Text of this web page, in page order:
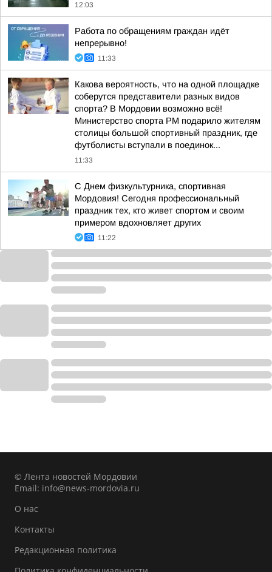
12:03
Работа по обращениям граждан идёт
непрерывно!
11:33
Какова вероятность, что на одной площадке
соберутся представители разных видов
спорта? В Мордовии возможно всё!
Министерство спорта РМ подарило жителям
столицы большой спортивный праздник, где
футболисты вступали в поединок...
11:33
С Днем физкультурника, спортивная
Мордовия! Сегодня профессиональный
праздник тех, кто живет спортом и своим
примером вдохновляет других
11:22
© Лента новостей Мордовии
Email: info@news-mordovia.ru
О нас
Контакты
Редакционная политика